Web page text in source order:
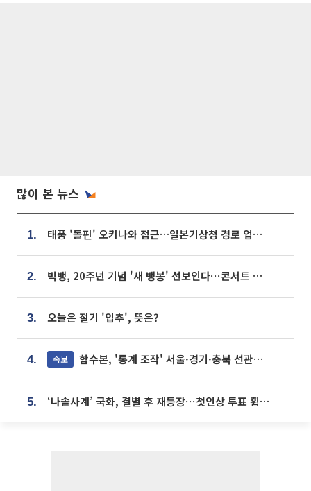
많이 본 뉴스
1. 태풍 '돌핀' 오키나와 접근…일본기상청 경로 업데이트
2. 빅뱅, 20주년 기념 '새 뱅봉' 선보인다⋯콘서트 앞두고 팝업 개최
3. 오늘은 절기 '입추', 뜻은?
4. 속보 합수본, '통계 조작' 서울·경기·충북 선관위 등 추가 압수수색
5. ‘나솔사계’ 국화, 결별 후 재등장⋯첫인상 투표 휩쓸고 ‘인기녀’ 등극